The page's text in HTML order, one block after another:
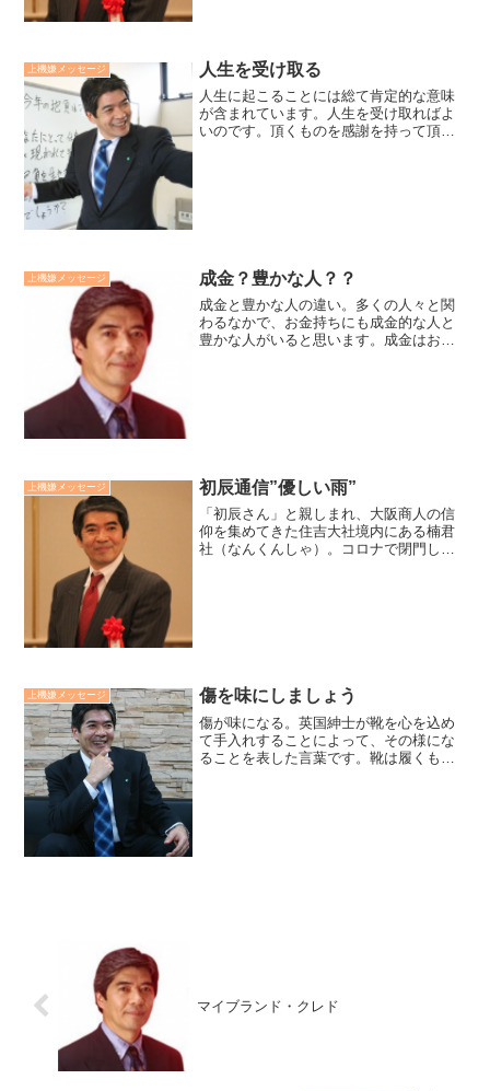
上機嫌メッセージ 人生を受け取る
人生に起こることには総て肯定的な意味
が含まれています。人生を受け取ればよ
いのです。頂くものを感謝を持って頂け
上機嫌メッセージ 成金？豊かな人？？
成金と豊かな人の違い。多くの人々と関
わるなかで、お金持ちにも成金的な人と
豊かな人がいると思います。成金はお金
上機嫌メッセージ 初辰通信”優しい雨”
「初辰さん」と親しまれ、大阪商人の信
仰を集めてきた住吉大社境内にある楠君
社（なんくんしゃ）。コロナで閉門して
上機嫌メッセージ 傷を味にしましょう
傷が味になる。英国紳士が靴を心を込め
て手入れすることによって、その様にな
ることを表した言葉です。靴は履くもの
マイブランド・クレド